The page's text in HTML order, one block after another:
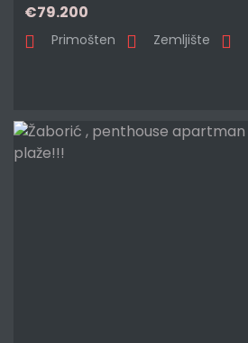
€79.200
Primošten Zemljište